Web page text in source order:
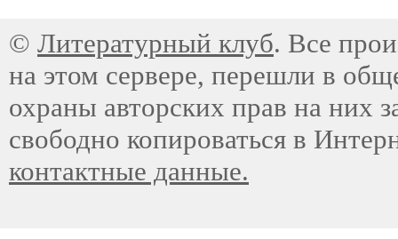
© Литературный клуб. Все
на этом сервере, перешли в
охраны авторских прав на них
свободно копироваться в
контактные данные.